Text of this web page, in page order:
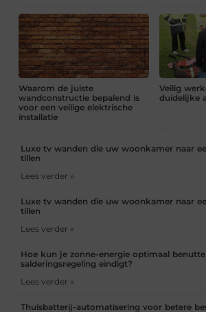
Waarom de juiste
wandconstructie bepalend is
voor een veilige elektrische
installatie
Veilig
duidelijke
Luxe tv wanden die uw woonkamer naar
tillen
Lees verder »
Luxe tv wanden die uw woonkamer naar
tillen
Lees verder »
Hoe kun je zonne-energie optimaal
salderingsregeling eindigt?
Lees verder »
Thuisbatterij-automatisering voor betere